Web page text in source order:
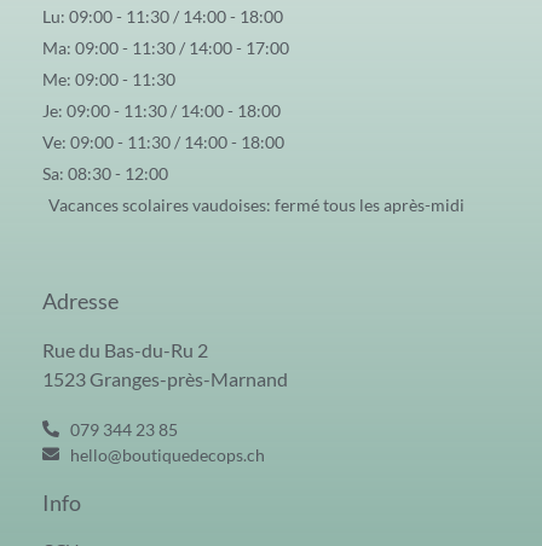
Lu: 09:00 - 11:30 / 14:00 - 18:00
Ma: 09:00 - 11:30 / 14:00 - 17:00
Me: 09:00 - 11:30
Je: 09:00 - 11:30 / 14:00 - 18:00
Ve: 09:00 - 11:30 / 14:00 - 18:00
Sa: 08:30 - 12:00
Vacances scolaires vaudoises: fermé tous les après-midi
Adresse
Rue du Bas-du-Ru 2
1523 Granges-près-Marnand
079 344 23 85
hello@boutiquedecops.ch
Info